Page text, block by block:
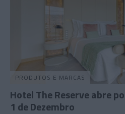
PRODUTOS E MARCAS
Hotel The Reserve abre
1 de Dezembro